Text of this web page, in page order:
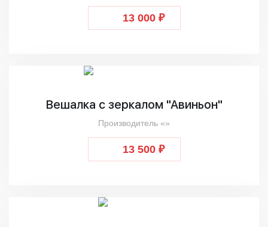
13 000 ₽
Вешалка с зеркалом "Авиньон"
Производитель «»
13 500 ₽